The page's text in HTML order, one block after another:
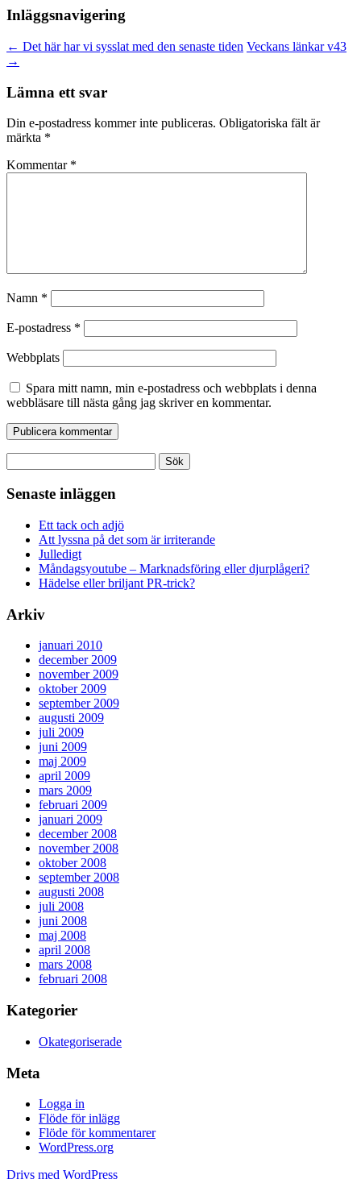
Inläggsnavigering
← Det här har vi sysslat med den senaste tiden Veckans länkar v43
→
Lämna ett svar
Din e-postadress kommer inte publiceras. Obligatoriska fält är
märkta *
Kommentar *
Namn *
E-postadress *
Webbplats
Spara mitt namn, min e-postadress och webbplats i denna
webbläsare till nästa gång jag skriver en kommentar.
efter:
Senaste inläggen
Ett tack och adjö
Att lyssna på det som är irriterande
Julledigt
Måndagsyoutube – Marknadsföring eller djurplågeri?
Hädelse eller briljant PR-trick?
Arkiv
januari 2010
december 2009
november 2009
oktober 2009
september 2009
augusti 2009
juli 2009
juni 2009
maj 2009
april 2009
mars 2009
februari 2009
januari 2009
december 2008
november 2008
oktober 2008
september 2008
augusti 2008
juli 2008
juni 2008
maj 2008
april 2008
mars 2008
februari 2008
Kategorier
Okategoriserade
Meta
Logga in
Flöde för inlägg
Flöde för kommentarer
WordPress.org
Drivs med WordPress